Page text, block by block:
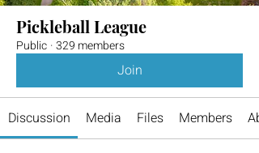
Pickleball League
Public ·329 members
Join
Discussion Media Files Members